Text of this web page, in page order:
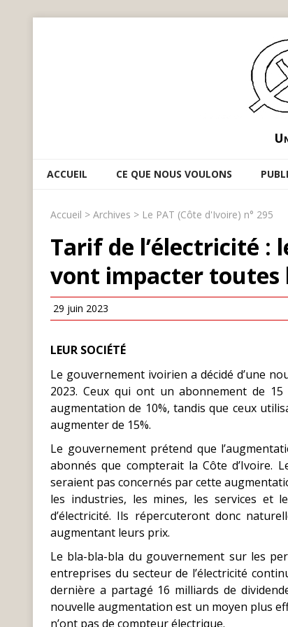
ACCUEIL CE QUE NOUS VOULONS
Accueil > Archives > Le PAT (Côte d'Ivoire) n° 295
Tarif de l’électricité :
vont impacter toutes
29 juin 2023
LEUR SOCIÉTÉ
Le gouvernement ivoirien a décidé d’une
2023. Ceux qui ont un abonnement de
augmentation de 10%, tandis que ceux
augmenter de 15%.
Le gouvernement prétend que
abonnés que compterait la Côte d’Ivoire.
seraient pas concernés par cette
les industries, les mines, les services et
d’électricité. Ils répercuteront donc
augmentant leurs prix.
Le bla-bla-bla du gouvernement sur les
entreprises du secteur de l’électricité
dernière a partagé 16 milliards de
nouvelle augmentation est un moyen plus
n’ont pas de compteur électrique.